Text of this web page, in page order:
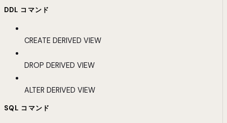
DDL コマンド
CREATE DERIVED VIEW
DROP DERIVED VIEW
ALTER DERIVED VIEW
SQL コマンド